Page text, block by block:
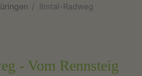
Ilmtal-Radweg
- Vom Rennsteig